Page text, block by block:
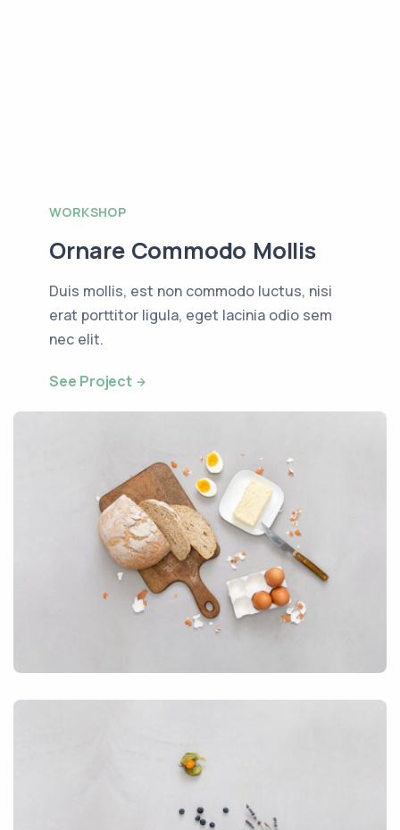
WORKSHOP
Ornare Commodo Mollis
Duis mollis, est non commodo luctus, nisi
erat porttitor ligula, eget lacinia odio sem
nec elit.
See Project